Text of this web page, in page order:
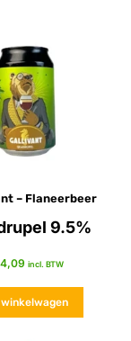
– Flaneerbeer
9.5%
4,09 incl. BTW
winkelwagen